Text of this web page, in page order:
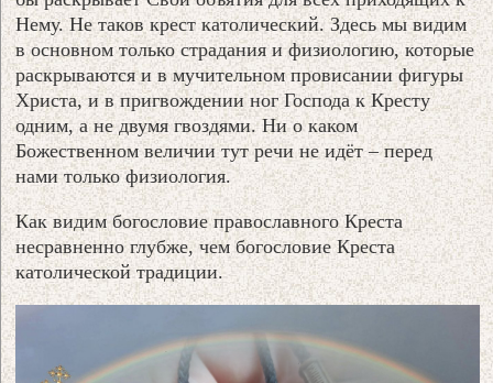
Нему. Не таков крест католический. Здесь мы видим
в основном только страдания и физиологию, которые
раскрываются и в мучительном провисании фигуры
Христа, и в пригвождении ног Господа к Кресту
одним, а не двумя гвоздями. Ни о каком
Божественном величии тут речи не идёт – перед
нами только физиология.
Как видим богословие православного Креста
несравненно глубже, чем богословие Креста
католической традиции.